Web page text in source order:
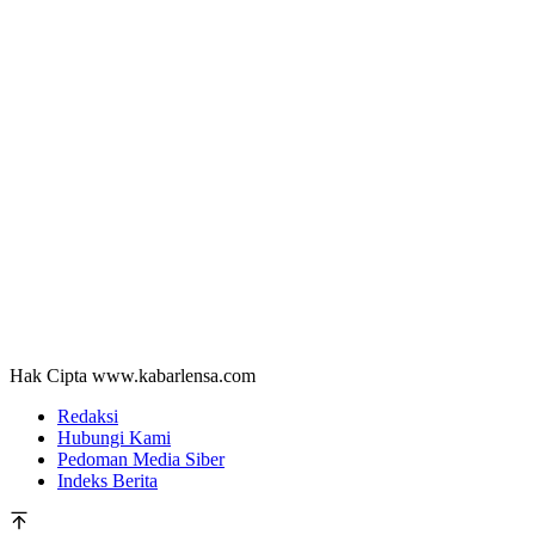
Hak Cipta www.kabarlensa.com
Redaksi
Hubungi Kami
Pedoman Media Siber
Indeks Berita